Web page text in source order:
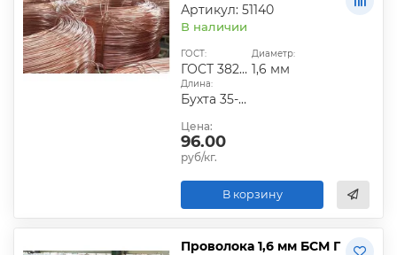
Артикул: 51140
В наличии
ГОСТ:
ГОСТ 3822-79
Диаметр:
1,6 мм
Длина:
Бухта 35-50 кг
Цена:
96.00
руб/кг.
В корзину
Проволока 1,6 мм БСМ Г